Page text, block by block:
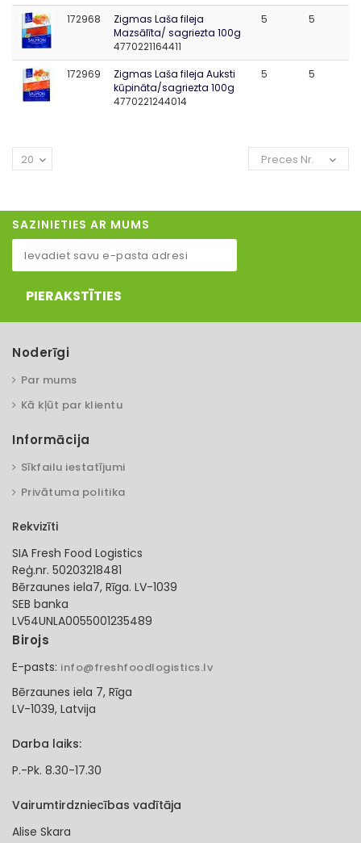
172968
Zigmas Laša fileja
Mazsālīta/ sagriezta 100g
4770221164411
5 5
172969
Zigmas Laša fileja Auksti
kūpināta/sagriezta 100g
4770221244014
5 5
Preces Nr.
20
SAZINIETIES AR MUMS
PIERAKSTĪTIES
Noderīgi
Par mums
Kā kļūt par klientu
Informācija
Sīkfailu iestatījumi
Privātuma politika
Rekvizīti
SIA Fresh Food Logistics
Reģ.nr. 50203218481
Bērzaunes iela7, Rīga. LV-1039
SEB banka
LV54UNLA0055001235489
Birojs
E-pasts: info@freshfoodlogistics.lv
Bērzaunes iela 7, Rīga
LV-1039, Latvija
Darba laiks:
P.-Pk. 8.30-17.30
Vairumtirdzniecības vadītāja
Alise Skara